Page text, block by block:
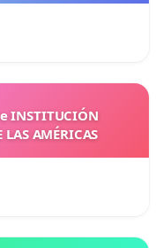
INSTITUCIÓN
AMÉRICAS